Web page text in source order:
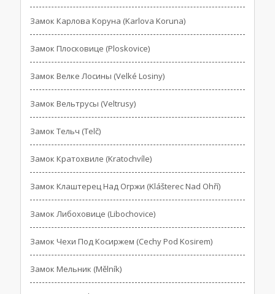
Замок Карлова Коруна (Karlova Koruna)
Замок Плосковице (Ploskovice)
Замок Велке Лосины (Velké Losiny)
Замок Вельтрусы (Veltrusy)
Замок Тельч (Telč)
Замок Кратохвиле (Kratochvíle)
Замок Клаштерец Над Огржи (Klášterec Nad Ohří)
Замок Либоховице (Libochovice)
Замок Чехи Под Косиржем (Cechy Pod Kosirem)
Замок Мельник (Mělník)